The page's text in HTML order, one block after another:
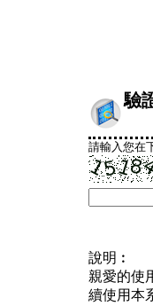
驗
請輸入您在
說明︰
親愛的使
續使用本